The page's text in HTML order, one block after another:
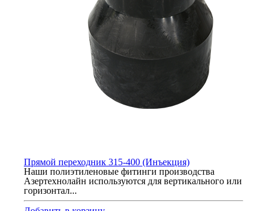
Прямой переходник 315-400 (Инъекция)
Наши полиэтиленовые фитинги производства
Азертехнолайн используются для вертикального или
горизонтал...